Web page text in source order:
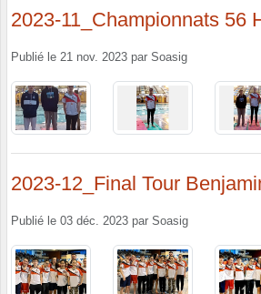
2023-11_Championnats 56
Publié le 21 nov. 2023 par Soasig
2023-12_Final Tour
Publié le 03 déc. 2023 par Soasig